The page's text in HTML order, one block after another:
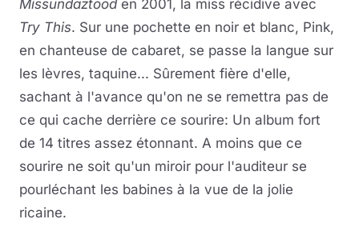
Missundaztooden 2001, la miss récidive avec
Try This. Sur une pochette en noir et blanc, Pink,
en chanteuse de cabaret, se passe la langue sur
les lèvres, taquine... Sûrement fière d'elle,
sachant à l'avance qu'on ne se remettra pas de
ce qui cache derrière ce sourire: Un album fort
de 14 titres assez étonnant. A moins que ce
sourire ne soit qu'un miroir pour l'auditeur se
pourléchant les babines à la vue de la jolie
ricaine.